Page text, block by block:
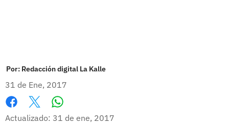
Por: Redacción digital La Kalle
31 de Ene, 2017
Facebook
X Whatsapp
Actualizado: 31 de ene, 2017